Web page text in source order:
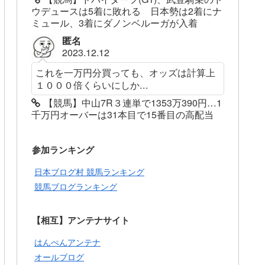
ウデュースは5着に敗れる 日本勢は2着にナ
ミュール、3着にダノンベルーガが入着
匿名
2023.12.12
これを一万円分買っても、オッズは計算上
１０００倍くらいにしか...
【競馬】中山7R３連単で1353万390円…1
千万円オーバーは31本目で15番目の高配当
参加ランキング
日本ブログ村 競馬ランキング
競馬ブログランキング
【相互】アンテナサイト
はんぺんアンテナ
オールブログ